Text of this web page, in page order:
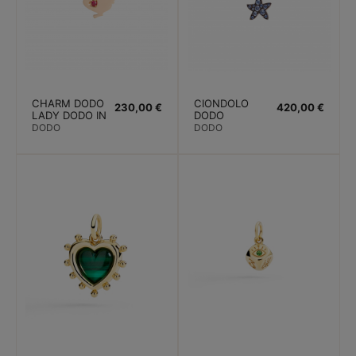
CHARM DODO
LADY DODO IN
EDIZIONE
DODO
230,00 €
CIONDOLO
DODO
STELLINA
DODO
420,00 €